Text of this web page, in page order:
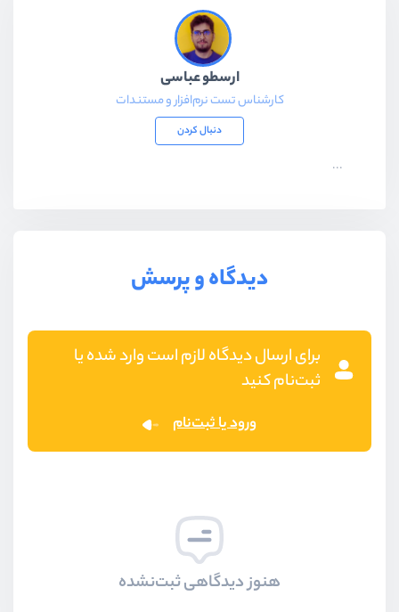
ارسطو عباسی
کارشناس تست نرم‌افزار و مستندات
دنبال کردن
...
دیدگاه و پرسش
برای ارسال دیدگاه لازم است وارد شده یا
ثبت‌نام کنید
ورود یا ثبت‌نام
هنوز دیدگاهی ثبت‌نشده